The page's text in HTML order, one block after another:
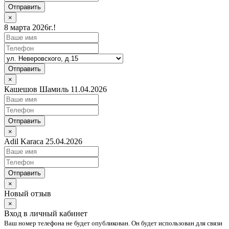
Отправить
×
8 марта 2026г.!
Отправить
×
Кашешов Шамиль 11.04.2026
Отправить
×
Adil Karaca 25.04.2026
Отправить
×
Новый отзыв
×
Вход в личный кабинет
Ваш номер телефона не будет опубликован. Он будет использован для связи